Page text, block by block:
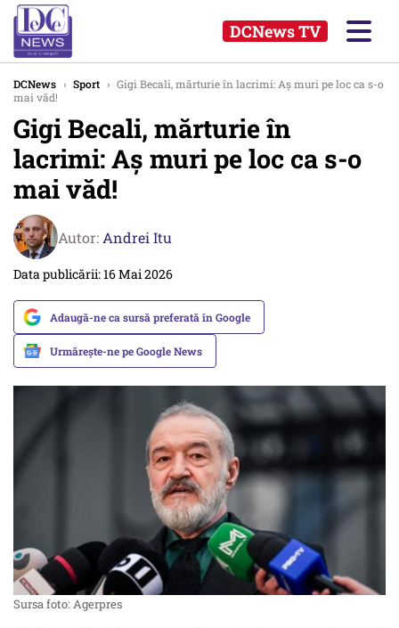
DCNews TV
DCNews › Sport › Gigi Becali, mărturie în lacrimi: Aș muri pe loc ca s-o
mai văd!
Gigi Becali, mărturie în
lacrimi: Aș muri pe loc ca s-o
mai văd!
Autor: Andrei Itu
Data publicării: 16 Mai 2026
Adaugă-ne ca sursă preferată în Google
Urmărește-ne pe Google News
Sursa foto: Agerpres